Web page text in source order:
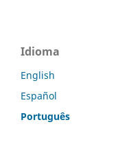
Idioma
English
Español
Português